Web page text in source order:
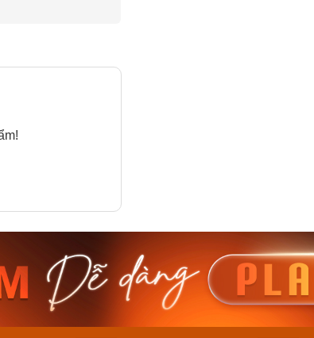
Casio Nam MTS-
RS100L-1AVDF
4.276.000₫
3.634.600₫
Casio Unisex
230EL-1ADF
2.117.000₫
1.799.450₫
Mua ngay